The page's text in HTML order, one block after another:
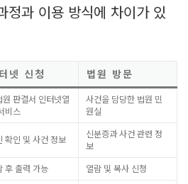
정과 이용 방식에 차이가 있
넷 신청 법원 방문
원 판결서 인터넷열
비스
사건을 담당한 법원 민
원실
확인 및 사건 정보
신분증과 사건 관련 정
보
후 출력 가능 열람 및 복사 신청